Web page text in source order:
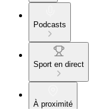
Podcasts
Sport en direct
À proximité